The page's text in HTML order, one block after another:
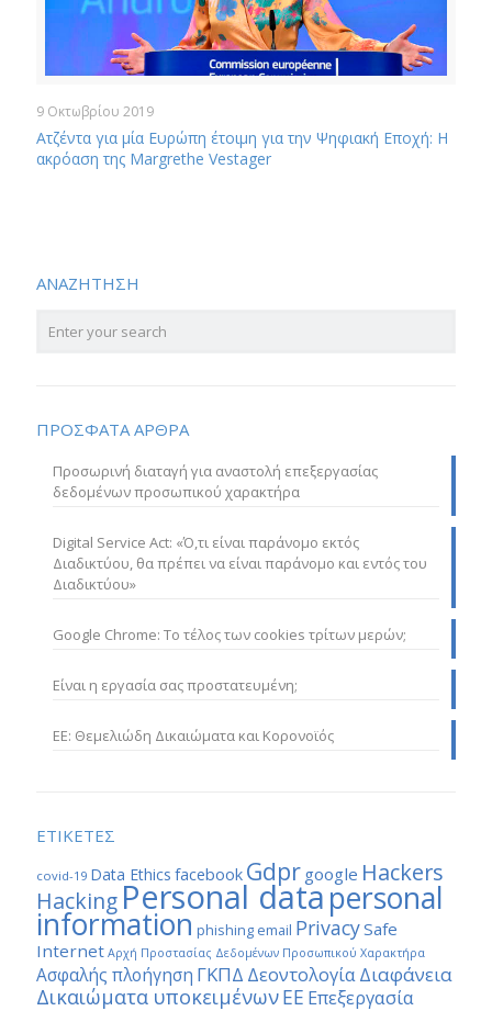
9 Οκτωβρίου 2019
Ατζέντα για μία Ευρώπη έτοιμη για την Ψηφιακή Εποχή: Η
ακρόαση της Margrethe Vestager
ΑΝΑΖΗΤΗΣΗ
ΠΡΟΣΦΑΤΑ ΑΡΘΡΑ
Προσωρινή διαταγή για αναστολή επεξεργασίας
δεδομένων προσωπικού χαρακτήρα
Digital Service Act: «Ό,τι είναι παράνομο εκτός
Διαδικτύου, θα πρέπει να είναι παράνομο και εντός του
Διαδικτύου»
Google Chrome: Το τέλος των cookies τρίτων μερών;
Είναι η εργασία σας προστατευμένη;
ΕΕ: Θεμελιώδη Δικαιώματα και Κορονοϊός
ΕΤΙΚΕΤΕΣ
covid-19 Data Ethics facebook Gdpr google Hackers
Hacking Personal datapersonal
information phishing email PrivacySafe
Internet Αρχή Προστασίας Δεδομένων Προσωπικού Χαρακτήρα
Ασφαλής πλοήγηση ΓΚΠΔ ΔεοντολογίαΔιαφάνεια
Δικαιώματα υποκειμένωνΕΕ Επεξεργασία